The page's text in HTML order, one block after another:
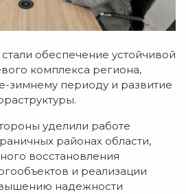
обеспечение устойчивой
комплекса региона,
зимнему периоду и развитие
уделили работе
районах области,
восстановления
и реализации
надежности